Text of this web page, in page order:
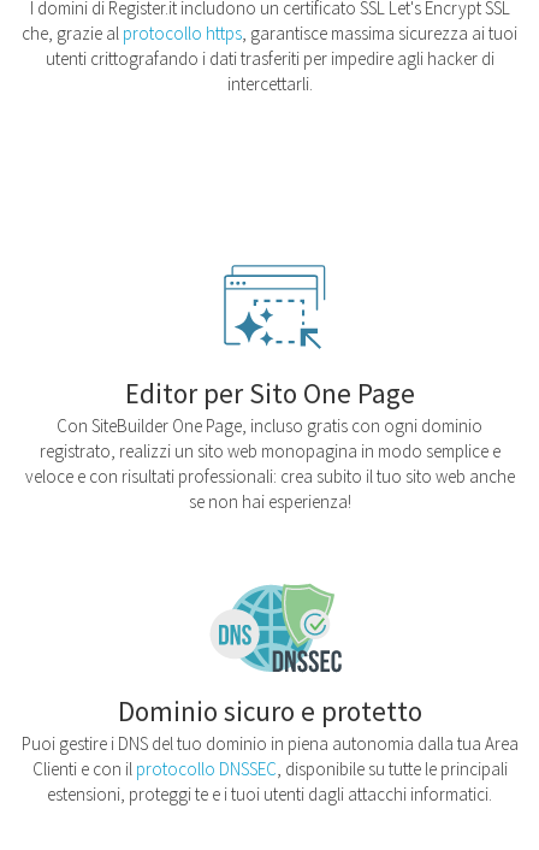
I domini di Register.it includono un certificato SSL Let's Encrypt SSL
che, grazie al protocollo https, garantisce massima sicurezza ai tuoi
utenti crittografando i dati trasferiti per impedire agli hacker di
intercettarli.
Editor per Sito One Page
Con SiteBuilder One Page, incluso gratis con ogni dominio
registrato, realizzi un sito web monopagina in modo semplice e
veloce e con risultati professionali: crea subito il tuo sito web anche
se non hai esperienza!
Dominio sicuro e protetto
Puoi gestire i DNS del tuo dominio in piena autonomia dalla tua Area
Clienti e con il protocollo DNSSEC , disponibile su tutte le principali
estensioni, proteggi te e i tuoi utenti dagli attacchi informatici.